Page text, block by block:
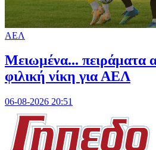
ΑΕΛ
Μειωμένα... πειράματα
φιλική νίκη για ΑΕΛ
06-08-2026 20:51